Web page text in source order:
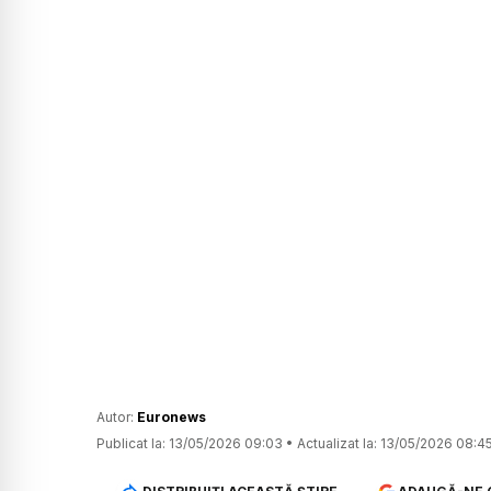
Autor: Euronews
Publicat la: 13/05/2026 09:03 • Actualizat la: 13/05/2026